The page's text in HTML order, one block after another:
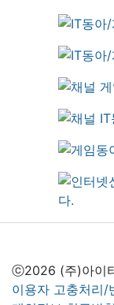
ⓒ2026 (주)아이
이용자 고충처리/